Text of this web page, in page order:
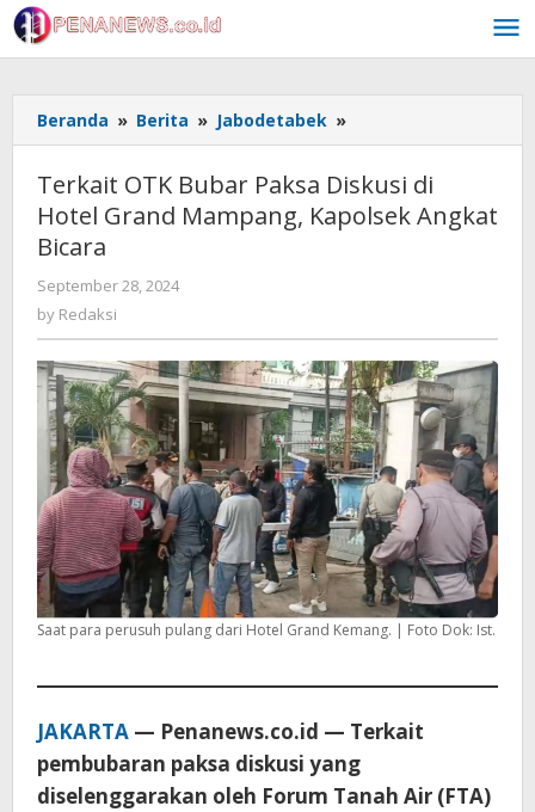
Skip
to
content
Beranda » Berita » Jabodetabek »
OTK
Paksa
Diskusi
Kapolsek
Angkat
Bicara
Terkait OTK Bubar Paksa Diskusi di
Hotel Grand Mampang, Kapolsek Angkat
Bicara
September 28, 2024
by Redaksi
Saat para perusuh pulang dari Hotel Grand Kemang. | Foto Dok: Ist.
JAKARTA — Penanews.co.id — Terkait
pembubaran paksa diskusi yang
diselenggarakan oleh Forum Tanah Air (FTA)